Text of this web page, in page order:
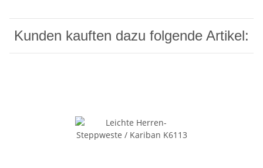
Kunden kauften dazu folgende Artikel: